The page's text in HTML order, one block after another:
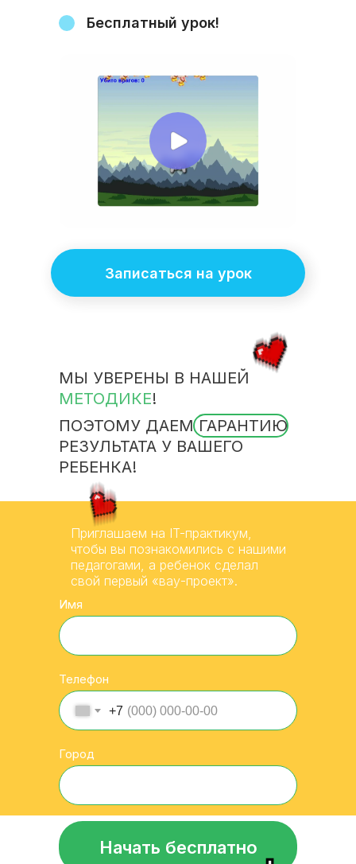
Бесплатный урок!
Записаться на урок
Приглашаем на IT-практикум,
чтобы вы познакомились с нашими
педагогами, а ребенок сделал
свой первый «вау-проект».
МЫ УВЕРЕНЫ В НАШЕЙ
МЕТОДИКЕ!
ПОЭТОМУ ДАЕМ ГАРАНТИЮ
РЕЗУЛЬТАТА У ВАШЕГО
РЕБЕНКА!
Имя
Телефон
+7
Город
Начать бесплатно